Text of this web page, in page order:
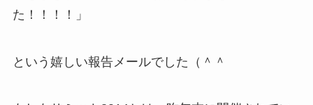
た！！！！」
という嬉しい報告メールでした（＾＾